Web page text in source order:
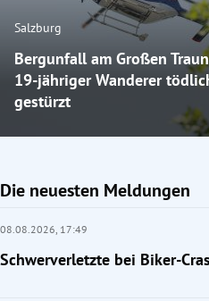
Salzburg
Bergunfall am Großen
19-jähriger Wanderer
gestürzt
Die neuesten Meldungen
08.08.2026, 17:49
Schwerverletzte bei Biker-